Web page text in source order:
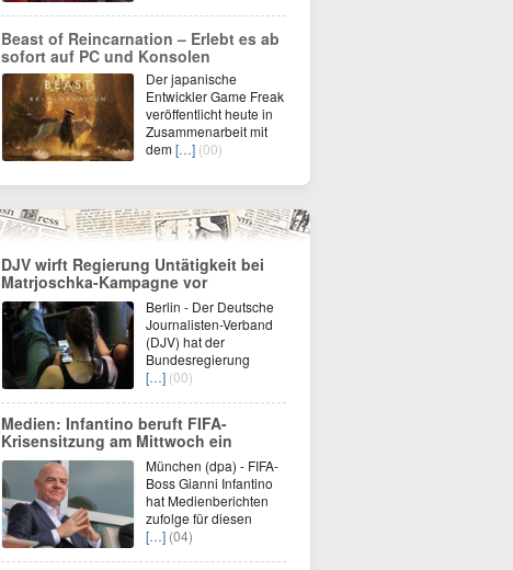
Beast of Reincarnation – Erlebt es ab
sofort auf PC und Konsolen
Der japanische
Entwickler Game Freak
veröffentlicht heute in
Zusammenarbeit mit
dem[…] (00)
DJV wirft Regierung Untätigkeit bei
Matrjoschka-Kampagne vor
Berlin - Der Deutsche
Journalisten-Verband
(DJV) hat der
Bundesregierung
[…] (00)
Medien: Infantino beruft FIFA-
Krisensitzung am Mittwoch ein
München (dpa) - FIFA-
Boss Gianni Infantino
hat Medienberichten
zufolge für diesen
[…] (04)